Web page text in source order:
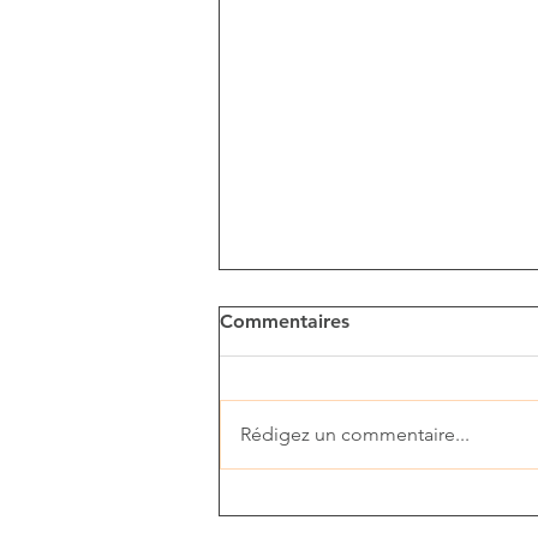
Commentaires
Rédigez un commentaire...